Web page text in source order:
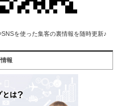
を使った集客の裏情報を随時更新♪
報